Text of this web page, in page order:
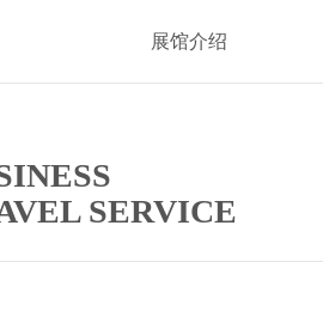
展馆介绍
SERVICE